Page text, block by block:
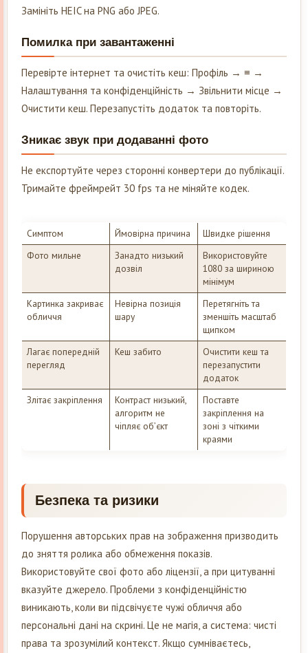
Замініть HEIC на PNG або JPEG.
Помилка при завантаженні
Перевірте інтернет та очистіть кеш: Профіль → ≡ →
Налаштування та конфіденційність → Звільнити місце →
Очистити кеш. Перезапустіть додаток та повторіть.
Зникає звук при додаванні фото
Не експортуйте через сторонні конвертери до публікації.
Тримайте фреймрейт 30 fps та не міняйте кодек.
Симптом Ймовірна причина
Швидке рішення
Фото мильне
Занадто низький
дозвіл
Використовуйте
1080 за шириною
мінімум
Картинка закриває
обличчя
Невірна позиція
шару
Перетягніть та
зменшіть масштаб
щипком
Лагає попередній
перегляд
Кеш забито
Очистити кеш та
перезапустити
додаток
Злітає закріплення
Контраст низький,
алгоритм не
чіпляє об’єкт
Поставте
закріплення на
зоні з чіткими
краями
Безпека та ризики
Порушення авторських прав на зображення призводить
до зняття ролика або обмеження показів.
Використовуйте свої фото або ліцензії, а при цитуванні
вказуйте джерело. Проблеми з конфіденційністю
виникають, коли ви підсвічуєте чужі обличчя або
персональні дані на скрині. Це не магія, а система: чисті
права та зрозумілий контекст. Якщо сумніваєтесь,